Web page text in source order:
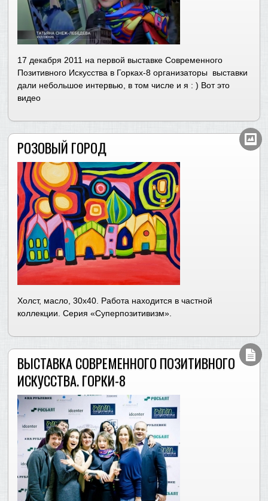
17 декабря 2011 на первой выставке Современного
Позитивного Искусства в Горках-8 организаторы выставки
дали небольшое интервью, в том числе и я : ) Вот это
видео
РОЗОВЫЙ ГОРОД
Холст, масло, 30х40. Работа находится в частной
коллекции. Серия «Суперпозитивизм».
ВЫСТАВКА СОВРЕМЕННОГО ПОЗИТИВНОГО
ИСКУССТВА. ГОРКИ-8